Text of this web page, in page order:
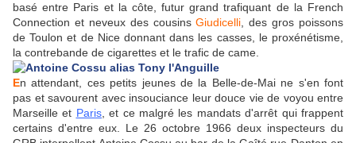
basé entre Paris et la côte, futur grand trafiquant de la French
Connection et neveux des cousinsGiudicelli , des gros poissons
de Toulon et de Nice donnant dans les casses, le proxénétisme,
la contrebande de cigarettes et le trafic de came.
En attendant, ces petits jeunes de la Belle-de-Mai ne s'en font
pas et savourent avec insouciance leur douce vie de voyou entre
Marseille et Paris, et ce malgré les mandats d'arrêt qui frappent
certains d'entre eux. Le 26 octobre 1966 deux inspecteurs du